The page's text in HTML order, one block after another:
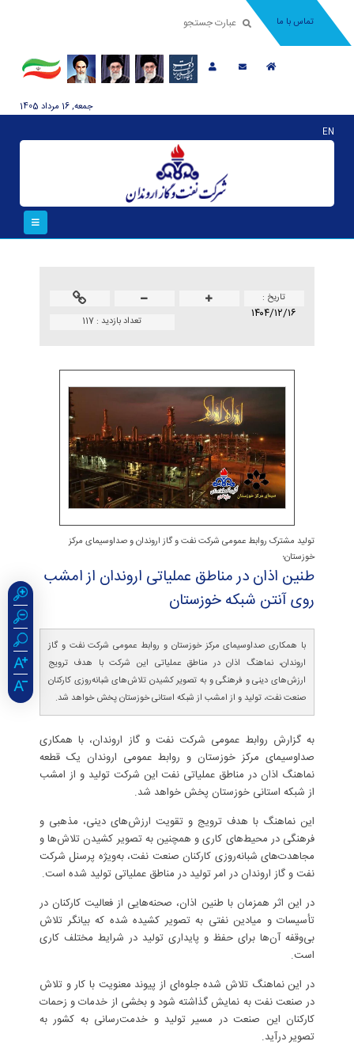
تماس با ما
جمعه, 16 مرداد 1405
EN
تاريخ :
۱۴۰۴/۱۲/۱۶ تعداد بازدید : 117
تولید مشترک روابط عمومی شرکت نفت و گاز اروندان و صداوسیمای مرکز
خوزستان؛
طنین اذان در مناطق عملیاتی اروندان از امشب
روی آنتن شبكه خوزستان
با همکاری صداوسیمای مرکز خوزستان و روابط عمومی شرکت نفت و گاز
اروندان، نماهنگ اذان در مناطق عملیاتی این شرکت با هدف ترویج
ارزش‌های دینی و فرهنگی و به تصویر کشیدن تلاش‌های شبانه‌روزی کارکنان
صنعت نفت، تولید و از امشب از شبکه استانی خوزستان پخش خواهد شد.
به گزارش روابط عمومی شرکت نفت و گاز اروندان، با همکاری
صداوسیمای مرکز خوزستان و روابط عمومی اروندان یک قطعه
نماهنگ اذان در مناطق عملیاتی نفت این شرکت تولید و از امشب
از شبکه استانی خوزستان پخش خواهد شد.
این نماهنگ با هدف ترویج و تقویت ارزش‌های دینی، مذهبی و
فرهنگی در محیط‌های کاری و همچنین به تصویر کشیدن تلاش‌ها و
مجاهدت‌های شبانه‌روزی کارکنان صنعت نفت، به‌ویژه پرسنل شرکت
نفت و گاز اروندان در امر تولید در مناطق عملیاتی تولید شده است.
در این اثر همزمان با طنین اذان، صحنه‌هایی از فعالیت کارکنان در
تأسیسات و میادین نفتی به تصویر کشیده شده که بیانگر تلاش
بی‌وقفه آن‌ها برای حفظ و پایداری تولید در شرایط مختلف کاری
است.
در این نماهنگ تلاش شده جلوه‌ای از پیوند معنویت با کار و تلاش
در صنعت نفت به نمایش گذاشته شود و بخشی از خدمات و زحمات
کارکنان این صنعت در مسیر تولید و خدمت‌رسانی به کشور به
تصویر درآید.